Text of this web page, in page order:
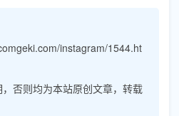
instagram/1544.ht
否则均为本站原创文章，转载